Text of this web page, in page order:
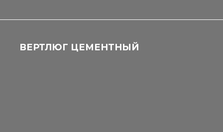
ВЕРТЛЮГ ЦЕМЕНТНЫЙ